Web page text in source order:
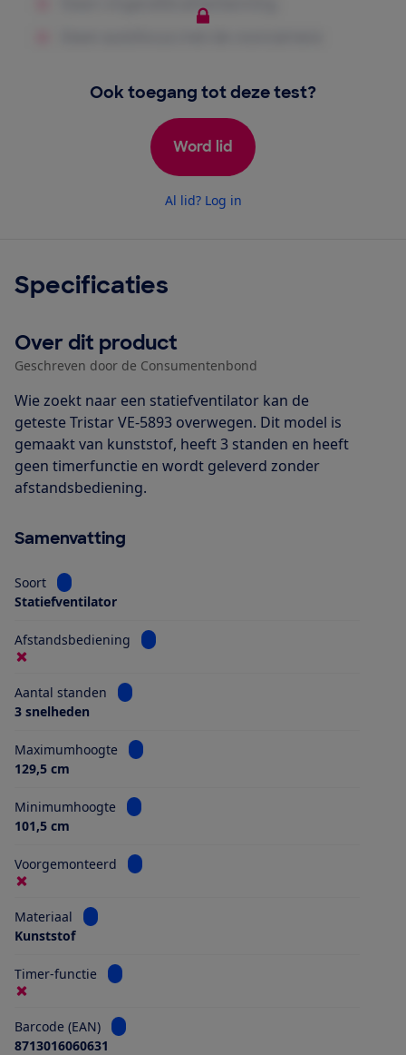
Ook toegang tot deze test?
Word lid
Al lid? Log in
Specificaties
Over dit product
Geschreven door de Consumentenbond
Wie zoekt naar een statiefventilator kan de
geteste Tristar VE-5893 overwegen. Dit model is
gemaakt van kunststof, heeft 3 standen en heeft
geen timerfunctie en wordt geleverd zonder
afstandsbediening.
Samenvatting
Soort
Bekijk informatie voor Soort
Statiefventilator
Afstandsbediening Bekijk informatie voor Afstandsbediening
Aantal standen
Bekijk informatie voor Aantal standen
3 snelheden
Maximumhoogte
Bekijk informatie voor Maximumhoogte
129,5 cm
Minimumhoogte
Bekijk informatie voor Minimumhoogte
101,5 cm
Voorgemonteerd Bekijk informatie voor Voorgemonteerd
Materiaal
Bekijk informatie voor Materiaal
Kunststof
Timer-functie Bekijk informatie voor Timer-functie
Barcode (EAN)
Bekijk informatie voor Barcode (EAN)
8713016060631